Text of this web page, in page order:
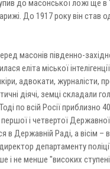
до масонської ложі ще в
До 1917 року він став
масонів південно-
еліта міської
адвокати, журналісти,
діячі, земці складали
по всій Росії приблизно
і четвертої
в Державній Раді, а вісім –
департаменту
і не менше "високих